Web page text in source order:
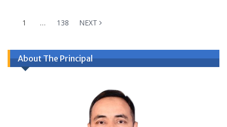
1 … 138 NEXT
About The Principal